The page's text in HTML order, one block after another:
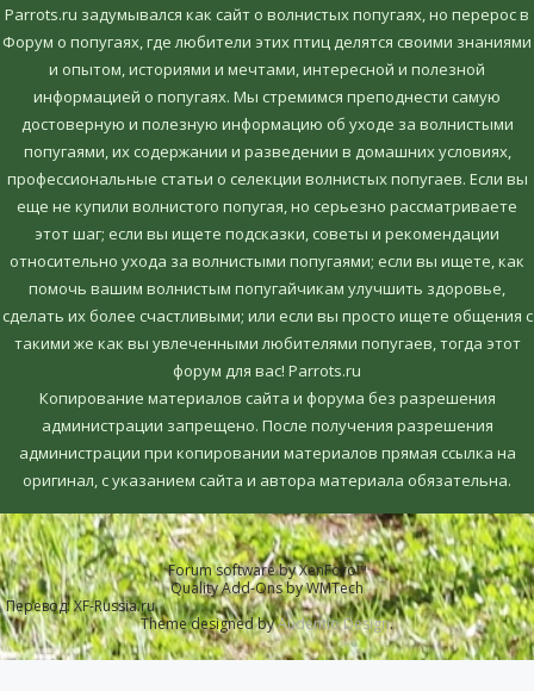
Parrots.ru задумывался как сайт о волнистых попугаях, но перерос в
Форум о попугаях, где любители этих птиц делятся своими знаниями
и опытом, историями и мечтами, интересной и полезной
информацией о попугаях. Мы стремимся преподнести самую
достоверную и полезную информацию об уходе за волнистыми
попугаями, их содержании и разведении в домашних условиях,
профессиональные статьи о селекции волнистых попугаев. Если вы
еще не купили волнистого попугая, но серьезно рассматриваете
этот шаг; если вы ищете подсказки, советы и рекомендации
относительно ухода за волнистыми попугаями; если вы ищете, как
помочь вашим волнистым попугайчикам улучшить здоровье,
сделать их более счастливыми; или если вы просто ищете общения с
такими же как вы увлеченными любителями попугаев, тогда этот
форум для вас! Parrots.ru
Копирование материалов сайта и форума без разрешения
администрации запрещено. После получения разрешения
администрации при копировании материалов прямая ссылка на
оригинал, c указанием сайта и автора материала обязательна.
Forum software by XenForo™
Quality Add-Ons by WMTech
Перевод:XF-Russia.ru
Theme designed byAudentio Design.